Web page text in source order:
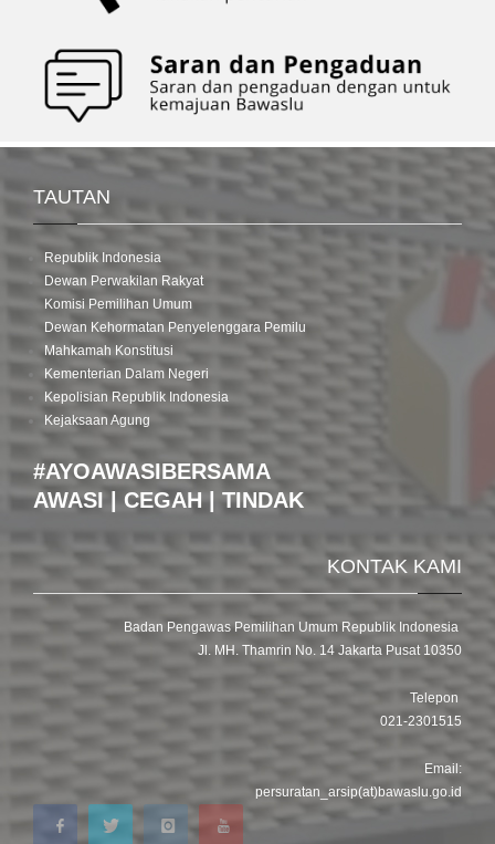
TAUTAN
Republik Indonesia
Dewan Perwakilan Rakyat
Komisi Pemilihan Umum
Dewan Kehormatan Penyelenggara Pemilu
Mahkamah Konstitusi
Kementerian Dalam Negeri
Kepolisian Republik Indonesia
Kejaksaan Agung
#AYOAWASIBERSAMA
AWASI | CEGAH | TINDAK
KONTAK KAMI
Badan Pengawas Pemilihan Umum Republik Indonesia
Jl. MH. Thamrin No. 14 Jakarta Pusat 10350
Telepon
021-2301515
Email:
persuratan_arsip(at)bawaslu.go.id